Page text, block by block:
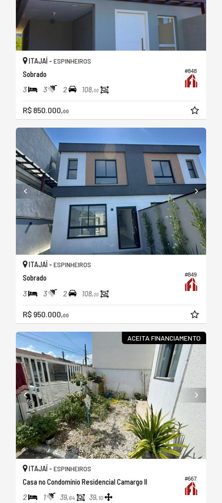
#848
ITAJAÍ - ESPINHEIROS
Sobrado
3 3 2 108,00
R$ 850.000,00
#849
ITAJAÍ - ESPINHEIROS
Sobrado
3 3 2 108,00
R$ 950.000,00
ACEITA FINANCIAMENTO
#667
ITAJAÍ - ESPINHEIROS
Casa no Condomínio Residencial Camargo II
2 1 39,64 39,10